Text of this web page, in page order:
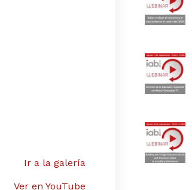
Ir a la galería
Ver en YouTube